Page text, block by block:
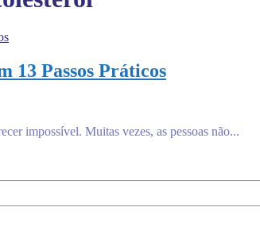
13 Passos Práticos
impossível. Muitas vezes, as pessoas não...